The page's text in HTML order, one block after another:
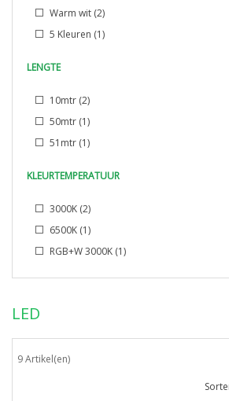
Warm wit (2)
5 Kleuren (1)
LENGTE
10mtr (2)
50mtr (1)
51mtr (1)
KLEURTEMPERATUUR
3000K (2)
6500K (1)
RGB+W 3000K (1)
LED
9 Artikel(en)